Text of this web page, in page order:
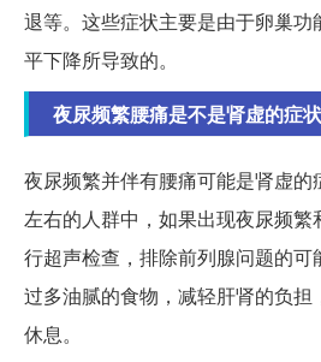
退等。这些症状主要是由于卵巢功
平下降所导致的。
夜尿频繁腰痛是不是肾虚的症状
夜尿频繁并伴有腰痛可能是肾虚的
左右的人群中，如果出现夜尿频
行超声检查，排除前列腺问题的可
过多油腻的食物，减轻肝肾的负
休息。